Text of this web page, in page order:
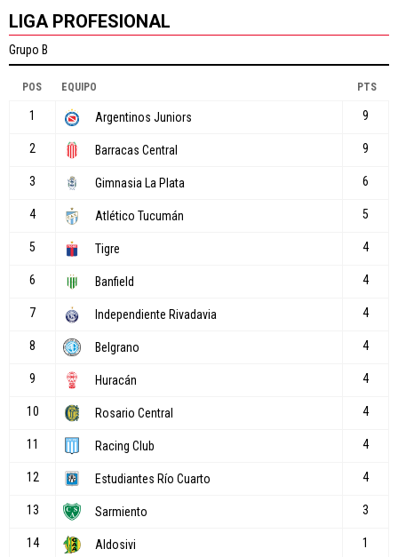
LIGA PROFESIONAL